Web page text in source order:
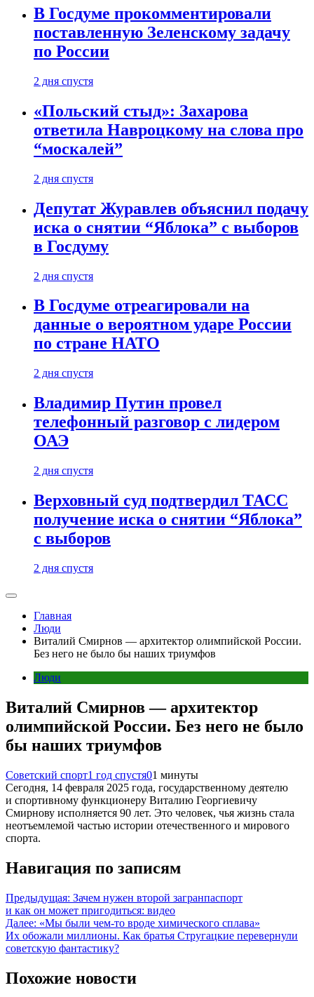
В Госдуме прокомментировали
поставленную Зеленскому задачу
по России
2 дня спустя
«Польский стыд»: Захарова
ответила Навроцкому на слова про
“москалей”
2 дня спустя
Депутат Журавлев объяснил подачу
иска о снятии “Яблока” с выборов
в Госдуму
2 дня спустя
В Госдуме отреагировали на
данные о вероятном ударе России
по стране НАТО
2 дня спустя
Владимир Путин провел
телефонный разговор с лидером
ОАЭ
2 дня спустя
Верховный суд подтвердил ТАСС
получение иска о снятии “Яблока”
с выборов
2 дня спустя
Главная
Люди
Виталий Смирнов — архитектор олимпийской России.
Без него не было бы наших триумфов
Люди
Виталий Смирнов — архитектор
олимпийской России. Без него не было
бы наших триумфов
Советский спорт1 год спустя01 минуты
Сегодня, 14 февраля 2025 года, государственному деятелю
и спортивному функционеру Виталию Георгиевичу
Смирнову исполняется 90 лет. Это человек, чья жизнь стала
неотъемлемой частью истории отечественного и мирового
спорта.
Навигация по записям
Предыдущая: Зачем нужен второй загранпаспорт
и как он может пригодиться: видео
Далее: «Мы были чем-то вроде химического сплава»
Их обожали миллионы. Как братья Стругацкие перевернули
советскую фантастику?
Похожие новости